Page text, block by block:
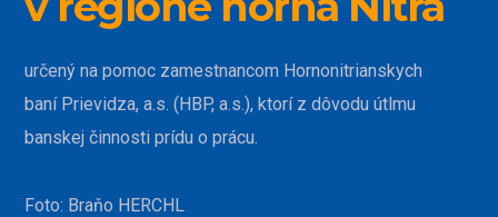
určený na pomoc zamestnancom Hornonitrianskych
baní Prievidza, a.s. (HBP, a.s.), ktorí z dôvodu útlmu
banskej činnosti prídu o prácu.
Foto: Braňo HERCHL